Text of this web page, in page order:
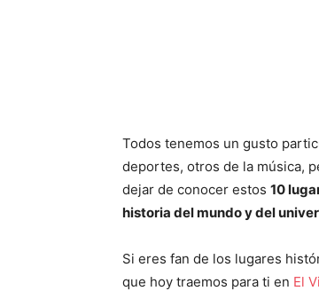
Todos tenemos un gusto
deportes, otros de la música,
dejar de conocer estos 10
historia del mundo y del
Si eres fan de los lugares
que hoy traemos para ti en El